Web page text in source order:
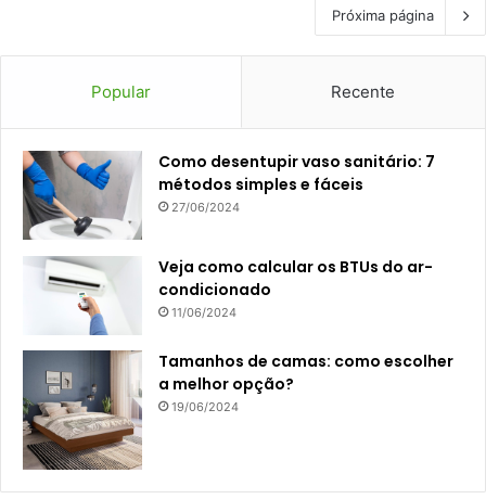
Próxima página
Popular Recente
Como desentupir vaso sanitário: 7
métodos simples e fáceis
27/06/2024
Veja como calcular os BTUs do ar-
condicionado
11/06/2024
Tamanhos de camas: como escolher
a melhor opção?
19/06/2024